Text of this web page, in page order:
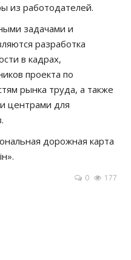
из работодателей.
задачами и
разработка
в кадрах,
проекта по
рынка труда, а также
центрами для
дорожная карта
0 177